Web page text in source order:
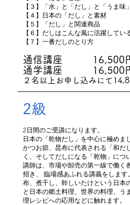
【３】「水」と「だし」と「うま味」
【４】日本の「だし」と素材
【５】「だし」と関連商品
【６】だしはこんな風に活躍してい
【７】一番だしのとり方
通信講座 16,500
通学講座 16,500
２名以上お申し込みにて
2級
2日間のご受講になります。
日本の「乾物だし」を中心に極めま
かつお節、昆布に代表される「和だ
く、そしてだしになる「乾物」につ
講師は、市場や卸売の第一線で働く
招き、 臨場感あふれる講義をします
布、煮干し、幹しいたけという日本
と日本の郷土料理、世界の料理、う
理レシピへの応用などに触れます。